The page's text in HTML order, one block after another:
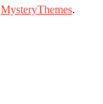
MysteryThemes.